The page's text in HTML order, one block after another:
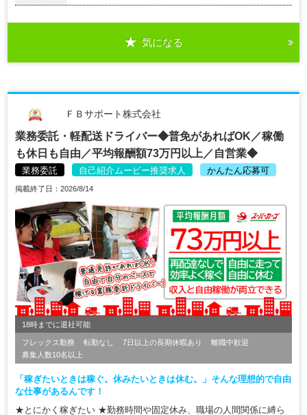
気になる
ＦＢサポート株式会社
業務委託・軽配送ドライバー◆普免があればOK／稼働
も休日も自由／平均報酬額73万円以上／自営業◆
業務委託 自己紹介ムービー推奨求人 かんたん応募可
掲載終了日：2026/8/14
18時までに退社可能
フレックス勤務 転勤なし 7日以上の長期休暇あり
離職中歓迎
募集人数10名以上
「稼ぎたいときは稼ぐ。休みたいときは休む。」そんな理想的で自由
な仕事があるんです！
★とにかく稼ぎたい ★勤務時間や固定休み、職場の人間関係に縛ら